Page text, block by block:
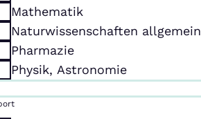
Mathematik
Naturwissenschaften allgemein
Pharmazie
Physik, Astronomie